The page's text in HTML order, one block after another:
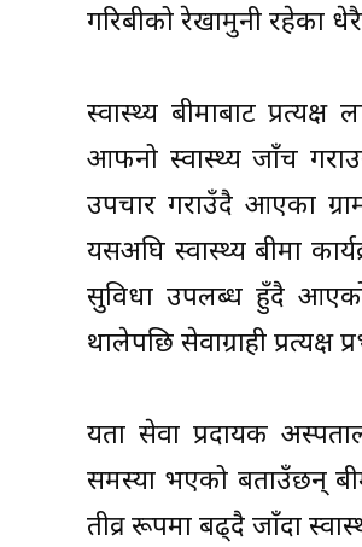
गरिबीको रेखामुनी रहेका
स्वास्थ्य बीमाबाट
आफनो स्वास्थ्य जाँच
उपचार गराउँदै आएका
यसअघि स्वास्थ्य बीमा
सुविधा उपलब्ध हुँदै
थालेपछि सेवाग्राही प्रत्यक्ष
यता सेवा प्रदायक
समस्या भएको बताउँछन्
तीव्र रूपमा बढ्दै जाँदा